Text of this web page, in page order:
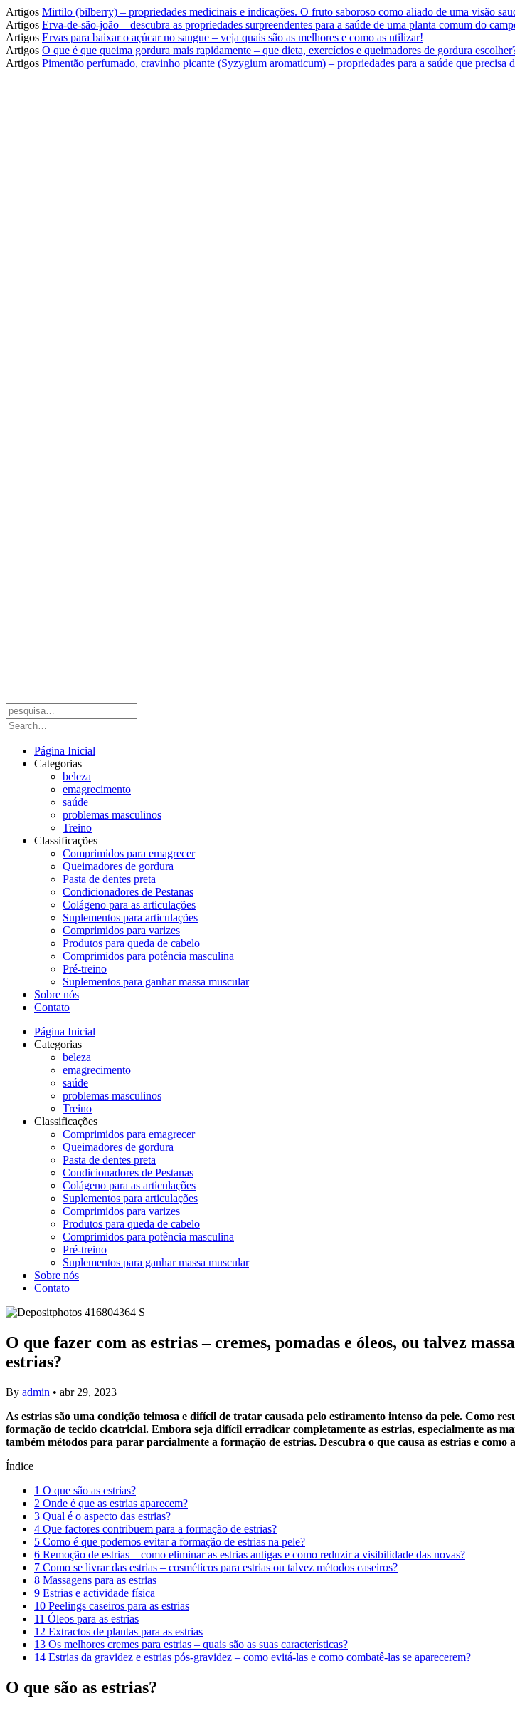
Artigos Mirtilo (bilberry) – propriedades medicinais e indicações. O fruto saboroso como aliado de uma visão
Artigos Erva-de-são-joão – descubra as propriedades surpreendentes para a saúde de uma planta comum do
Artigos Ervas para baixar o açúcar no sangue – veja quais são as melhores e como as utilizar!
Artigos O que é que queima gordura mais rapidamente – que dieta, exercícios e queimadores de gordura
Artigos Pimentão perfumado, cravinho picante (Syzygium aromaticum) – propriedades para a saúde que precisa
Página Inicial
Categorias
beleza
emagrecimento
saúde
problemas masculinos
Treino
Classificações
Comprimidos para emagrecer
Queimadores de gordura
Pasta de dentes preta
Condicionadores de Pestanas
Colágeno para as articulações
Suplementos para articulações
Comprimidos para varizes
Produtos para queda de cabelo
Comprimidos para potência masculina
Pré-treino
Suplementos para ganhar massa muscular
Sobre nós
Contato
Página Inicial
Categorias
beleza
emagrecimento
saúde
problemas masculinos
Treino
Classificações
Comprimidos para emagrecer
Queimadores de gordura
Pasta de dentes preta
Condicionadores de Pestanas
Colágeno para as articulações
Suplementos para articulações
Comprimidos para varizes
Produtos para queda de cabelo
Comprimidos para potência masculina
Pré-treino
Suplementos para ganhar massa muscular
Sobre nós
Contato
O que fazer com as estrias – cremes, pomadas e óleos, ou talvez
estrias?
By admin • abr 29, 2023
As estrias são uma condição teimosa e difícil de tratar causada pelo estiramento intenso da pele. Como
formação de tecido cicatricial. Embora seja difícil erradicar completamente as estrias, especialmente as
também métodos para parar parcialmente a formação de estrias. Descubra o que causa as estrias e como
Índice
1 O que são as estrias?
2 Onde é que as estrias aparecem?
3 Qual é o aspecto das estrias?
4 Que factores contribuem para a formação de estrias?
5 Como é que podemos evitar a formação de estrias na pele?
6 Remoção de estrias – como eliminar as estrias antigas e como reduzir a visibilidade das novas?
7 Como se livrar das estrias – cosméticos para estrias ou talvez métodos caseiros?
8 Massagens para as estrias
9 Estrias e actividade física
10 Peelings caseiros para as estrias
11 Óleos para as estrias
12 Extractos de plantas para as estrias
13 Os melhores cremes para estrias – quais são as suas características?
14 Estrias da gravidez e estrias pós-gravidez – como evitá-las e como combatê-las se aparecerem?
O que são as estrias?